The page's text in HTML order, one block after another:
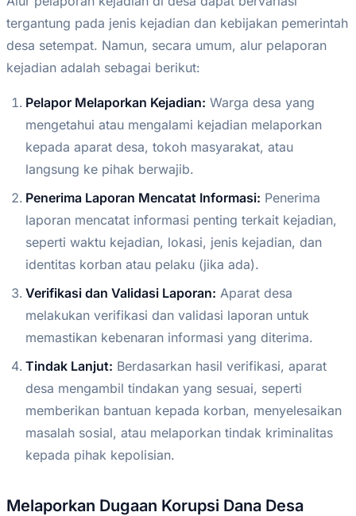
tergantung pada jenis kejadian dan kebijakan pemerintah
desa setempat. Namun, secara umum, alur pelaporan
kejadian adalah sebagai berikut:
Pelapor Melaporkan Kejadian: Warga desa yang
mengetahui atau mengalami kejadian melaporkan
kepada aparat desa, tokoh masyarakat, atau
langsung ke pihak berwajib.
Penerima Laporan Mencatat Informasi: Penerima
laporan mencatat informasi penting terkait kejadian,
seperti waktu kejadian, lokasi, jenis kejadian, dan
identitas korban atau pelaku (jika ada).
Verifikasi dan Validasi Laporan: Aparat desa
melakukan verifikasi dan validasi laporan untuk
memastikan kebenaran informasi yang diterima.
Tindak Lanjut: Berdasarkan hasil verifikasi, aparat
desa mengambil tindakan yang sesuai, seperti
memberikan bantuan kepada korban, menyelesaikan
masalah sosial, atau melaporkan tindak kriminalitas
kepada pihak kepolisian.
Melaporkan Dugaan Korupsi Dana Desa